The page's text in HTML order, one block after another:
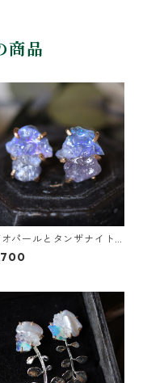
商品
パールとタンザナイト
ス